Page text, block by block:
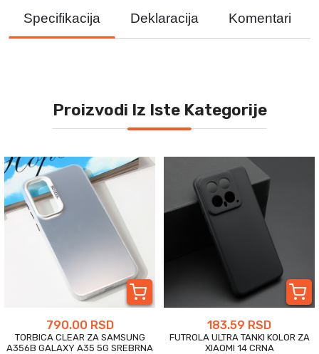
Specifikacija Deklaracija Komentari
Proizvodi Iz Iste Kategorije
790.00 RSD
TORBICA CLEAR ZA SAMSUNG
A356B GALAXY A35 5G SREBRNA
183.59 RSD
FUTROLA ULTRA TANKI KOLOR ZA
XIAOMI 14 CRNA